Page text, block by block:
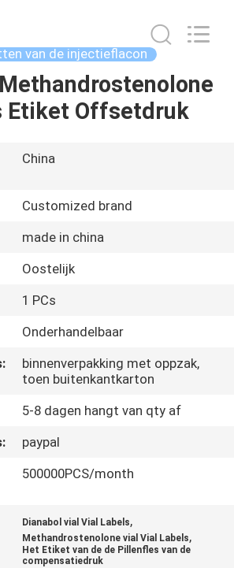
van de injectieflacon
Etiket Offsetdruk
China
Customized brand
made in china
Oostelijk
1 PCs
Onderhandelbaar
binnenverpakking met oppzak,
toen buitenkantkarton
5-8 dagen hangt van qty af
paypal
500000PCS/month
Dianabol vial Vial Labels,
Methandrostenolone vial Vial Labels,
Het Etiket van de de Pillenfles van de
compensatiedruk